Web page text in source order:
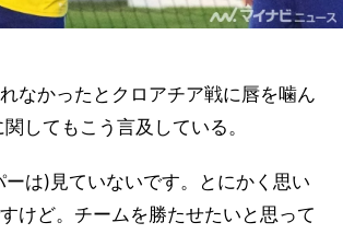
なかったとクロアチア戦に唇を噛ん
してもこう言及している。
ーは)見ていないです。とにかく思い
けど。チームを勝たせたいと思って